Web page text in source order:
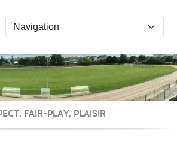
FAIR-PLAY, PLAISIR
cookies